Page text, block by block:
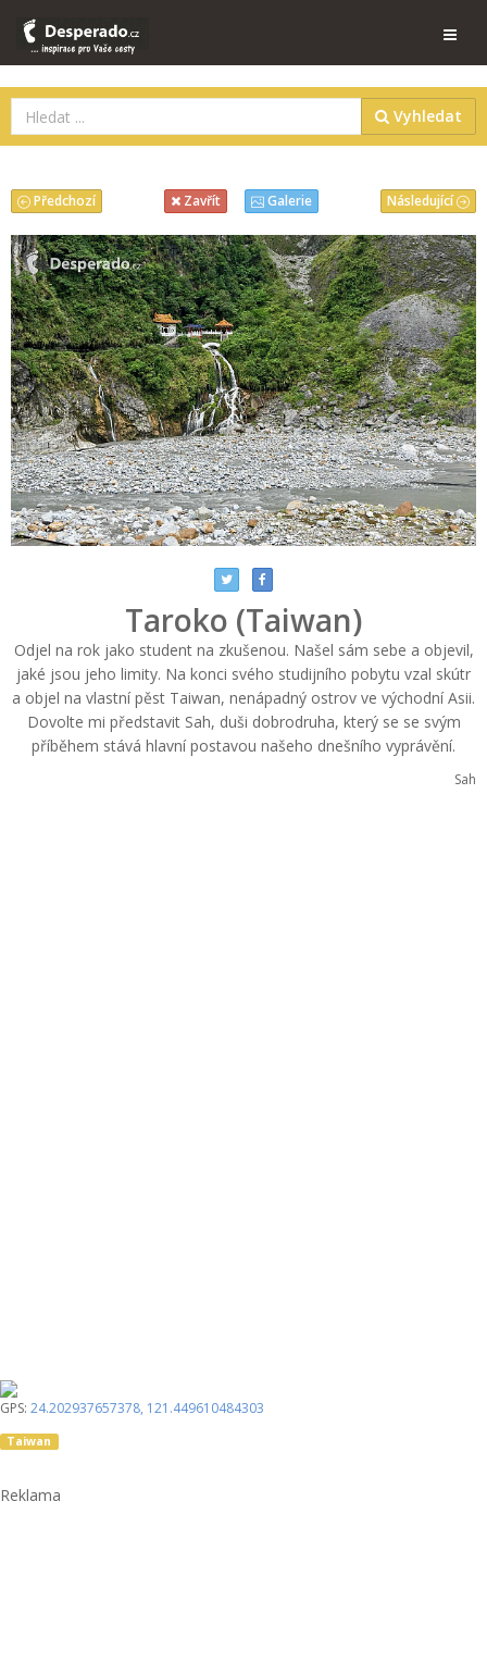
Vyhledat
Následující
Předchozí Zavřít Galerie
Taroko (Taiwan)
Odjel na rok jako student na zkušenou. Našel sám sebe a objevil,
jaké jsou jeho limity. Na konci svého studijního pobytu vzal skútr
a objel na vlastní pěst Taiwan, nenápadný ostrov ve východní Asii.
Dovolte mi představit Sah, duši dobrodruha, který se se svým
příběhem stává hlavní postavou našeho dnešního vyprávění.
Sah
GPS: 24.202937657378, 121.449610484303
Taiwan
Reklama